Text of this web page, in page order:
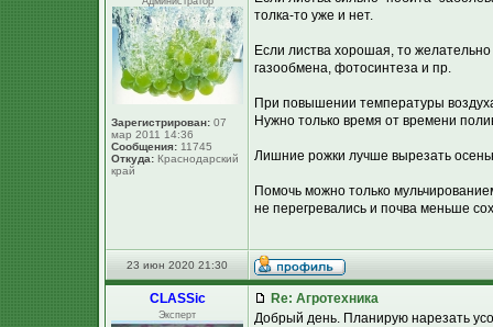
Зарегистрирован: 07
мар 2011 14:36
Сообщения: 11745
Откуда: Краснодарский
край
толка-то уже и нет.
Если листва хорошая, то
газообмена, фотосинтеза и пр.
При повышении температуры
Нужно только время от времени
Лишние рожки лучше вырезать
Помочь можно только
не перегревались и почва меньше
23 июн 2020 21:30
CLASSic
Эксперт
Re: Агротехника
Добрый день. Планирую нарезать